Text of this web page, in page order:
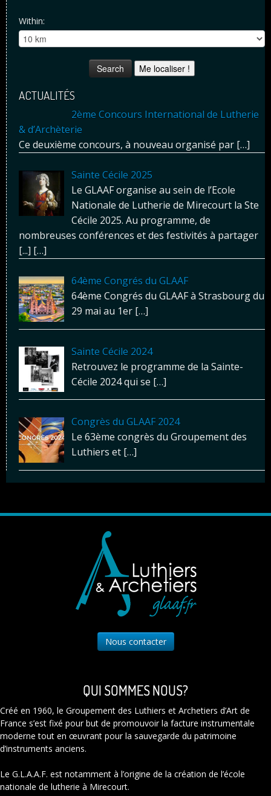
Within:
Me localiser !
ACTUALITÉS
2ème Concours International de Lutherie
& d’Archèterie
Ce deuxième concours, à nouveau organisé par […]
Sainte Cécile 2025
Le GLAAF organise au sein de l’Ecole
Nationale de Lutherie de Mirecourt la Ste
Cécile 2025. Au programme, de
nombreuses conférences et des festivités à partager
[...] […]
64ème Congrés du GLAAF
64ème Congrés du GLAAF à Strasbourg du
29 mai au 1er […]
Sainte Cécile 2024
Retrouvez le programme de la Sainte-
Cécile 2024 qui se […]
Congrès du GLAAF 2024
Le 63ème congrès du Groupement des
Luthiers et […]
Nous contacter
QUI SOMMES NOUS?
Créé en 1960, le Groupement des Luthiers et Archetiers d’Art de
France s’est fixé pour but de promouvoir la facture instrumentale
moderne tout en œuvrant pour la sauvegarde du patrimoine
d’instruments anciens.
Le G.L.A.A.F. est notamment à l’origine de la création de l’école
nationale de lutherie à Mirecourt.